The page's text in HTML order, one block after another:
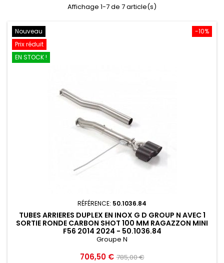
Affichage 1-7 de 7 article(s)
-10%
Nouveau
Prix réduit
EN STOCK !
RÉFÉRENCE: 50.1036.84
TUBES ARRIERES DUPLEX EN INOX G D GROUP N AVEC 1
SORTIE RONDE CARBON SHOT 100 MM RAGAZZON MINI
F56 2014 2024 - 50.1036.84
Groupe N
Prix
706,50 € Prix
785,00 €